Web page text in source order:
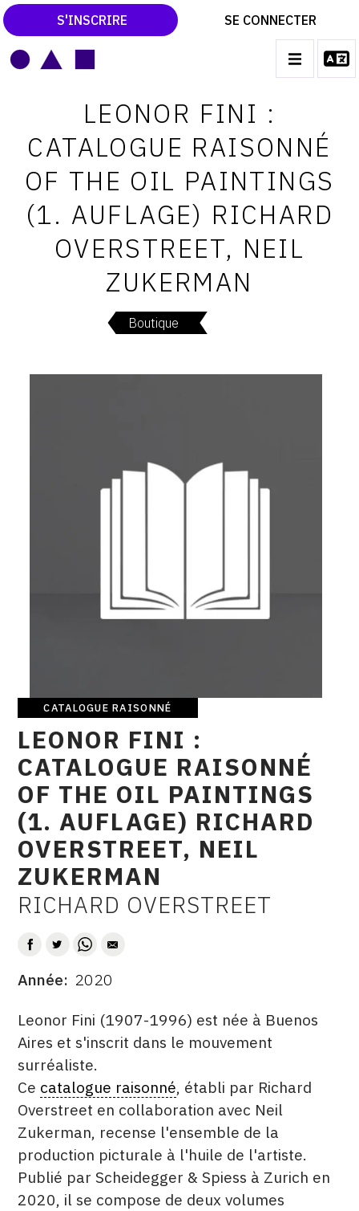
S'INSCRIRE SE CONNECTER
CATALOGUES RAISONNÉS
LES EXPOSITIONS
LES VERNISSAGES
ARCHIVES DES EXPOSITIONS
ACTUALITÉS DU MONDE DE L'ART
LIBRAIRIE : LIVRES & CATALOGUES
LEXIQUE ARTISTIQUE
SERVICES
CRÉER SON SITE ARTISTE
À PROPOS D'OAM
CONTACT
CGU
CGV
SUIVEZ-NOUS
INSTAGRAM
LEONOR FINI :
CATALOGUE RAISONNÉ
OF THE OIL PAINTINGS
(1. AUFLAGE) RICHARD
OVERSTREET, NEIL
ZUKERMAN
Boutique
Catalogue
raisonné
CATALOGUE RAISONNÉ
LEONOR FINI :
CATALOGUE RAISONNÉ
OF THE OIL PAINTINGS
(1. AUFLAGE) RICHARD
OVERSTREET, NEIL
ZUKERMAN
AUTEUR
RICHARD OVERSTREET
DATE
Année 2020
DESCRITPTION
Leonor Fini (1907-1996) est née à Buenos
Aires et s'inscrit dans le mouvement
surréaliste.
Ce catalogue raisonné, établi par Richard
Overstreet en collaboration avec Neil
Zukerman, recense l'ensemble de la
production picturale à l'huile de l'artiste.
Publié par Scheidegger & Spiess à Zurich en
2020, il se compose de deux volumes